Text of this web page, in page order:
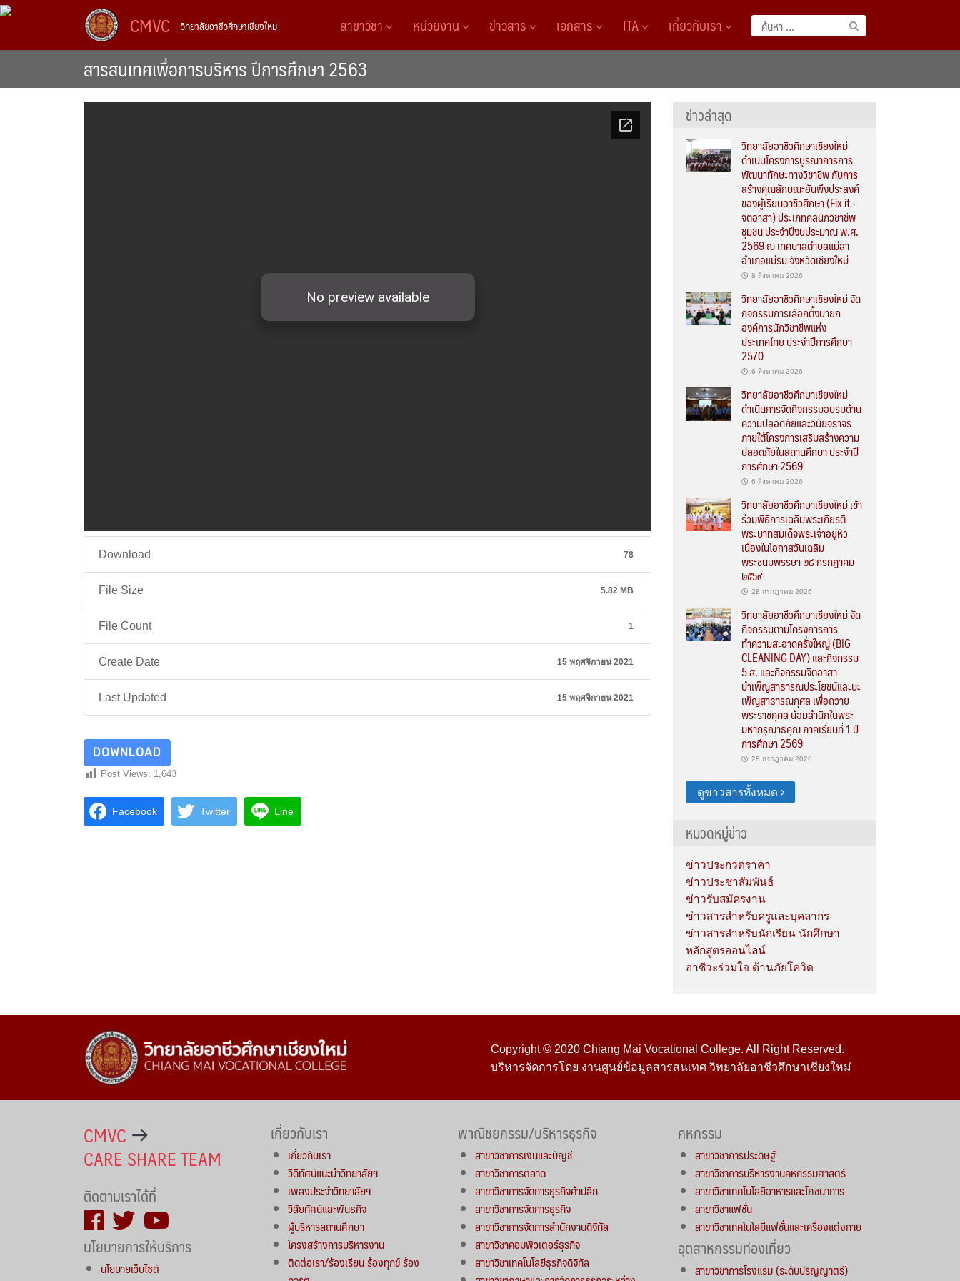
Skip
CMVC วิทยาลัยอาชีวศึกษาเชียงใหม่
ค้นหา
สำหรับ:
สาขาวิชา หน่วยงาน ข่าวสาร เอกสาร ITA เกี่ยวกับเรา
สารสนเทศเพื่อการบริหาร ปีการศึกษา 2563
Download 78
File Size 5.82 MB
File Count 1
Create Date 15 พฤศจิกายน 2021
Last Updated 15 พฤศจิกายน 2021
DOWNLOAD
Post Views: 1,643
Facebook Twitter Line
ข่าวล่าสุด
วิทยาลัยอาชีวศึกษาเชียงใหม่
ดำเนินโครงการบูรณาการการ
พัฒนาทักษะทางวิชาชีพ กับการ
สร้างคุณลักษณะอันพึงประสงค์
ของผู้เรียนอาชีวศึกษา (Fix it –
จิตอาสา) ประเภทคลินิกวิชาชีพ
ชุมชน ประจำปีงบประมาณ พ.ศ.
2569 ณ เทศบาลตำบลแม่สา
อำเภอแม่ริม จังหวัดเชียงใหม่
8 สิงหาคม 2026
วิทยาลัยอาชีวศึกษาเชียงใหม่ จัด
กิจกรรมการเลือกตั้งนายก
องค์การนักวิชาชีพแห่ง
ประเทศไทย ประจำปีการศึกษา
2570
6 สิงหาคม 2026
วิทยาลัยอาชีวศึกษาเชียงใหม่
ดำเนินการจัดกิจกรรมอบรมด้าน
ความปลอดภัยและวินัยจราจร
ภายใต้โครงการเสริมสร้างความ
ปลอดภัยในสถานศึกษา ประจำปี
การศึกษา 2569
6 สิงหาคม 2026
วิทยาลัยอาชีวศึกษาเชียงใหม่ เข้า
ร่วมพิธีการเฉลิมพระเกียรติ
พระบาทสมเด็จพระเจ้าอยู่หัว
เนื่องในโอกาสวันเฉลิม
พระชนมพรรษา ๒๘ กรกฎาคม
๒๕๖๙
28 กรกฎาคม 2026
วิทยาลัยอาชีวศึกษาเชียงใหม่ จัด
กิจกรรมตามโครงการการ
ทำความสะอาดครั้งใหญ่ (BIG
CLEANING DAY) และกิจกรรม
5 ส. และกิจกรรมจิตอาสา
บำเพ็ญสาธารณประโยชน์และบะ
เพ็ญสาธารณกุศล เพื่อถวาย
พระราชกุศล น้อมสำนึกในพระ
มหากรุณาธิคุณ ภาคเรียนที่ 1 ปี
การศึกษา 2569
28 กรกฎาคม 2026
ดูข่าวสารทั้งหมด
หมวดหมู่ข่าว
ข่าวประกวดราคา
ข่าวประชาสัมพันธ์
ข่าวรับสมัครงาน
ข่าวสารสำหรับครูและบุคลากร
ข่าวสารสำหรับนักเรียน นักศึกษา
หลักสูตรออนไลน์
อาชีวะร่วมใจ ต้านภัยโควิด
Copyright © 2020 Chiang Mai Vocational College. All Right Reserved.
บริหารจัดการโดย งานศูนย์ข้อมูลสารสนเทศ วิทยาลัยอาชีวศึกษาเชียงใหม่
CMVC
CARE SHARE TEAM
ติดตามเราได้ที่
นโยบายการให้บริการ
นโยบายเว็บไซต์
เกี่ยวกับเรา
เกี่ยวกับเรา
วีดิทัศน์แนะนำวิทยาลัยฯ
เพลงประจำวิทยาลัยฯ
วิสัยทัศน์และพันธกิจ
ผู้บริหารสถานศึกษา
โครงสร้างการบริหารงาน
ติดต่อเรา/ร้องเรียน ร้องทุกข์ ร้อง
พาณิชยกรรม/บริหารธุรกิจ
สาขาวิชาการเงินและบัญชี
สาขาวิชาการตลาด
สาขาวิชาการจัดการธุรกิจค้าปลีก
สาขาวิชาการจัดการธุรกิจ
สาขาวิชาการจัดการสำนักงานดิจิทัล
สาขาวิชาคอมพิวเตอร์ธุรกิจ
สาขาวิชาเทคโนโลยีธุรกิจดิจิทัล
คหกรรม
สาขาวิชาการประดิษฐ์
สาขาวิชาการบริหารงานคหกรรมศาสตร์
สาขาวิชาเทคโนโลยีอาหารและโภชนาการ
สาขาวิชาแฟชั่น
สาขาวิชาเทคโนโลยีแฟชั่นและเครื่องแต่งกาย
อุตสาหกรรมท่องเที่ยว
สาขาวิชาการโรงแรม (ระดับปริญญาตรี)